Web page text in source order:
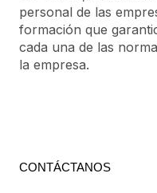
personal de las
formación que
cada una de las
la empresa.
CONTÁCTANOS